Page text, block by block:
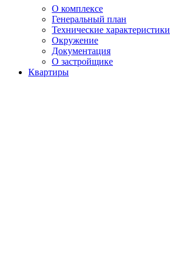
О комплексе
Генеральный план
Технические характеристики
Окружение
Документация
О застройщике
Квартиры